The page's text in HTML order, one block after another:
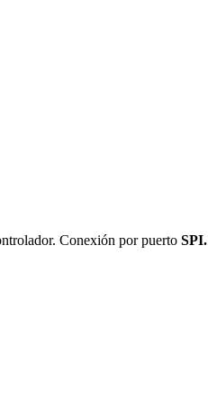
Conexión por puerto SPI.